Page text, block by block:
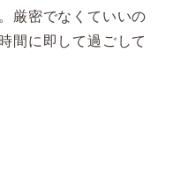
厳密でなくていいの
間に即して過ごして